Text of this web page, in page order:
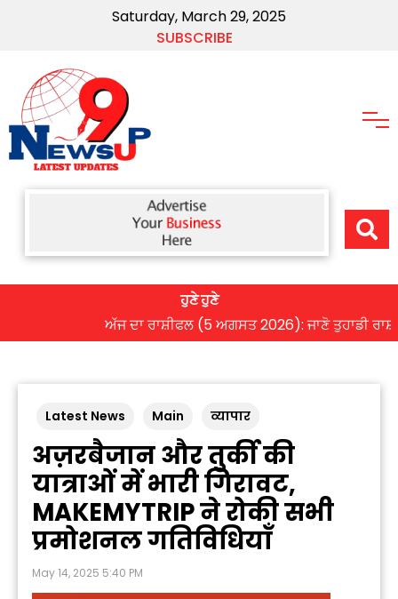
Saturday, March 29, 2025
SUBSCRIBE
ਹੁਣੇ ਹੁਣੇ
ਅੱਜ ਦਾ ਰਾਸ਼ੀਫਲ (5 ਅਗਸਤ 2026): ਜਾਣੋ ਤੁਹਾਡੀ ਰਾਸ਼ੀ
Latest News Main व्यापार
अज़रबैजान और तुर्की की
यात्राओं में भारी गिरावट,
MAKEMYTRIP ने रोकी सभी
प्रमोशनल गतिविधियाँ
May 14, 2025 5:40 PM